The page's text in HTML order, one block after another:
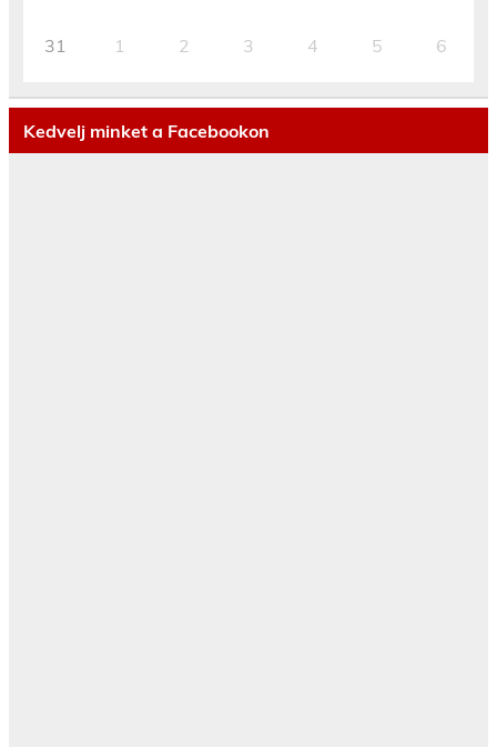
31 1 2 3 4 5 6
Kedvelj minket a Facebookon